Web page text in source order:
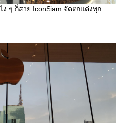
ๆ ก็สวย IconSiam จัดตกแต่งทุก